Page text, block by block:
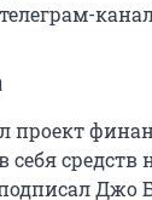
проект
Джо